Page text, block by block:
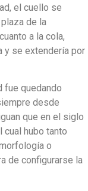
el cuello se
de la
a la cola,
y se extendería por
fue quedando
desde
que en el siglo
hubo tanto
o
de configurarse la